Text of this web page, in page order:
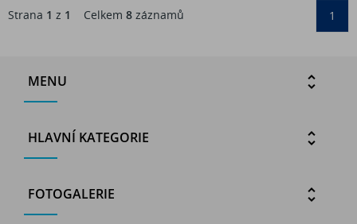
Strana 1 z 1 Celkem 8 záznamů 1
MENU
HLAVNÍ KATEGORIE
FOTOGALERIE